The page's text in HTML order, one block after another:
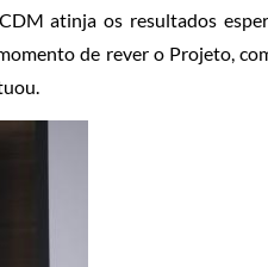
atinja os resultados
de rever o Projeto,